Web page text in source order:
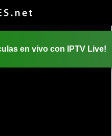
en vivo con IPTV Live!